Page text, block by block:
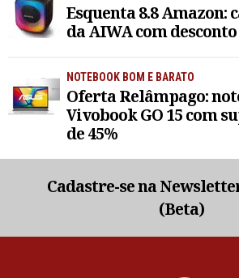
Esquenta 8.8
da AIWA com desconto
NOTEBOOK BOM E BARATO
Oferta Relâmpago:
Vivobook GO 15 com
de 45%
Cadastre-se na
(Beta)